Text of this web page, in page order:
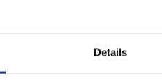
Details